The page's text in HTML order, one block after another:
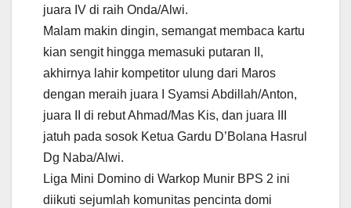
juara IV di raih Onda/Alwi.
Malam makin dingin, semangat membaca kartu
kian sengit hingga memasuki putaran II,
akhirnya lahir kompetitor ulung dari Maros
dengan meraih juara I Syamsi Abdillah/Anton,
juara II di rebut Ahmad/Mas Kis, dan juara III
jatuh pada sosok Ketua Gardu D’Bolana Hasrul
Dg Naba/Alwi.
Liga Mini Domino di Warkop Munir BPS 2 ini
diikuti sejumlah komunitas pencinta domi